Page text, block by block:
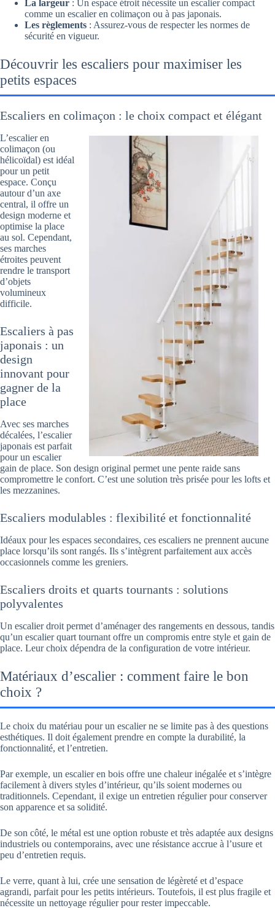
La largeur : Un espace étroit nécessite un escalier compact
comme un escalier en colimaçon ou à pas japonais.
Les règlements : Assurez-vous de respecter les normes de
sécurité en vigueur.
Découvrir les escaliers pour maximiser les
petits espaces
Escaliers en colimaçon : le choix compact et élégant
L’escalier en
colimaçon (ou
hélicoïdal) est idéal
pour un petit
espace. Conçu
autour d’un axe
central, il offre un
design moderne et
optimise la place
au sol. Cependant,
ses marches
étroites peuvent
rendre le transport
d’objets
volumineux
difficile.
Escaliers à pas
japonais : un
design
innovant pour
gagner de la
place
Avec ses marches
décalées, l’escalier
japonais est parfait
pour un escalier
gain de place. Son design original permet une pente raide sans
compromettre le confort. C’est une solution très prisée pour les lofts et
les mezzanines.
Escaliers modulables : flexibilité et fonctionnalité
Idéaux pour les espaces secondaires, ces escaliers ne prennent aucune
place lorsqu’ils sont rangés. Ils s’intègrent parfaitement aux accès
occasionnels comme les greniers.
Escaliers droits et quarts tournants : solutions
polyvalentes
Un escalier droit permet d’aménager des rangements en dessous, tandis
qu’un escalier quart tournant offre un compromis entre style et gain de
place. Leur choix dépendra de la configuration de votre intérieur.
Matériaux d’escalier : comment faire le bon
choix ?
Le choix du matériau pour un escalier ne se limite pas à des questions
esthétiques. Il doit également prendre en compte la durabilité, la
fonctionnalité, et l’entretien.
Par exemple, un escalier en bois offre une chaleur inégalée et s’intègre
facilement à divers styles d’intérieur, qu’ils soient modernes ou
traditionnels. Cependant, il exige un entretien régulier pour conserver
son apparence et sa solidité.
De son côté, le métal est une option robuste et très adaptée aux designs
industriels ou contemporains, avec une résistance accrue à l’usure et
peu d’entretien requis.
Le verre, quant à lui, crée une sensation de légèreté et d’espace
agrandi, parfait pour les petits intérieurs. Toutefois, il est plus fragile et
nécessite un nettoyage régulier pour rester impeccable.